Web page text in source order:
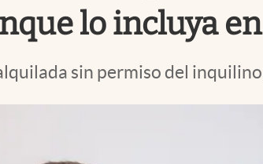
lo incluya
sin permiso del